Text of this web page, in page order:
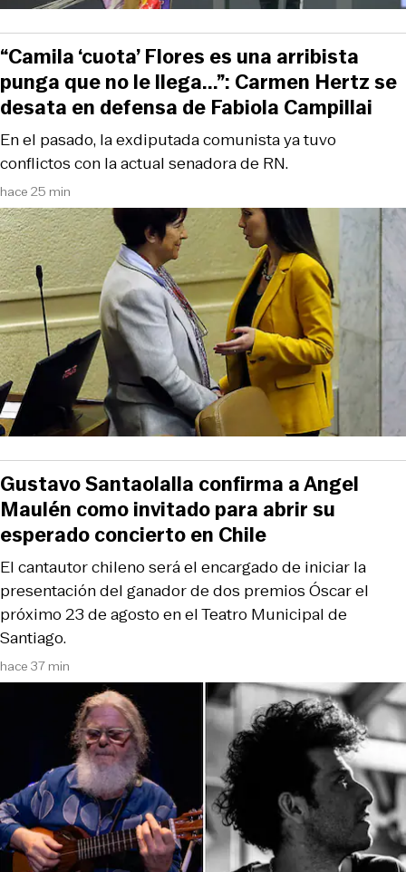
hace 25 min
En el pasado, la exdiputada comunista ya tuvo
conflictos con la actual senadora de RN.
“Camila ‘cuota’ Flores es una arribista
punga que no le llega...”: Carmen Hertz se
desata en defensa de Fabiola Campillai
hace 37 min
El cantautor chileno será el encargado de iniciar la
presentación del ganador de dos premios Óscar el
próximo 23 de agosto en el Teatro Municipal de
Santiago.
Gustavo Santaolalla confirma a Angel
Maulén como invitado para abrir su
esperado concierto en Chile